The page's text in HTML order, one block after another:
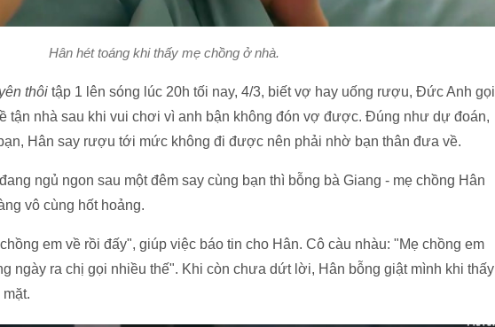
Hân hét toáng khi thấy mẹ chồng ở nhà.
thôi tập 1 lên sóng lúc 20h tối nay, 4/3, biết vợ hay uống rượu, Đức Anh gọi
tận nhà sau khi vui chơi vì anh bận không đón vợ được. Đúng như dự đoán,
Hân say rượu tới mức không đi được nên phải nhờ bạn thân đưa về.
ngủ ngon sau một đêm say cùng bạn thì bỗng bà Giang - mẹ chồng Hân
vô cùng hốt hoảng.
em về rồi đấy", giúp việc báo tin cho Hân. Cô càu nhàu: "Mẹ chồng em
ngày ra chị gọi nhiều thế". Khi còn chưa dứt lời, Hân bỗng giật mình khi thấy